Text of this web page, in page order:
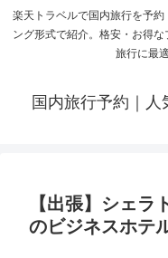
楽天トラベルで国内旅行を予
ング形式で紹介。格安・お得
旅行に最
国内旅行予約｜
【出張】シェラ
のビジネスホテ